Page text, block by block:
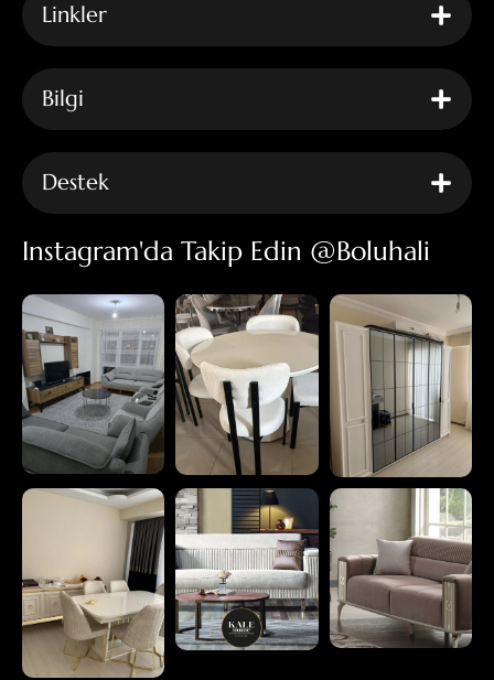
Linkler
Bilgi
Destek
Instagram'da Takip Edin @boluhali